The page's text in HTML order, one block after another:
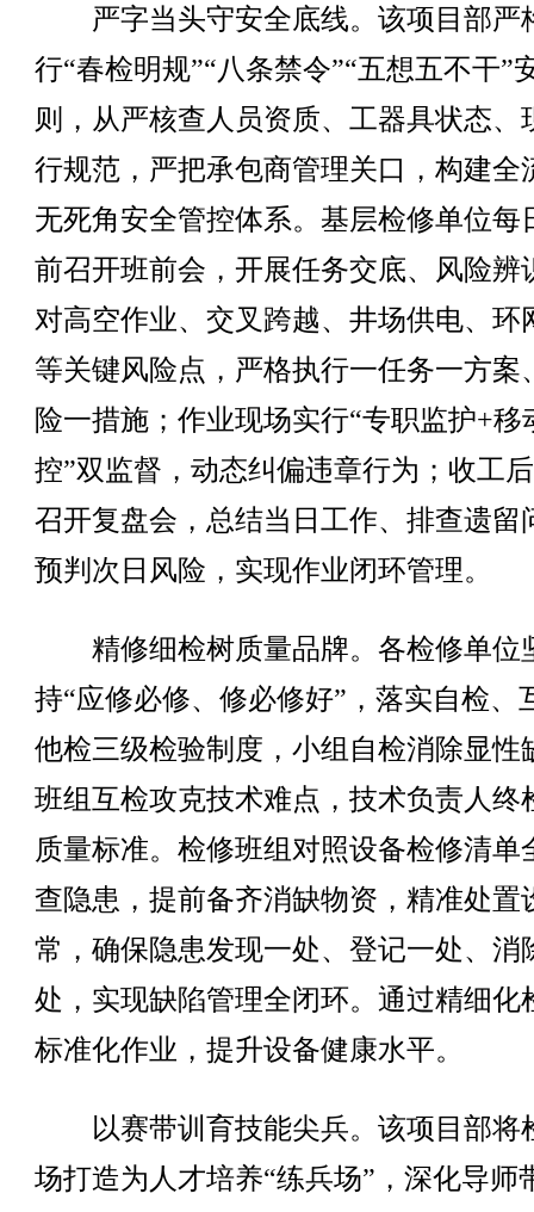
严字当头守安全底线。该项目部严
行“春检明规”“八条禁令”“五想五不干”
则，从严核查人员资质、工器具状态、
行规范，严把承包商管理关口，构建全
无死角安全管控体系。基层检修单位每
前召开班前会，开展任务交底、风险辨
对高空作业、交叉跨越、井场供电、环
等关键风险点，严格执行一任务一方案
险一措施；作业现场实行“专职监护+移
控”双监督，动态纠偏违章行为；收工
召开复盘会，总结当日工作、排查遗留
预判次日风险，实现作业闭环管理。
精修细检树质量品牌。各检修单位
持“应修必修、修必修好”，落实自检、
他检三级检验制度，小组自检消除显性
班组互检攻克技术难点，技术负责人终
质量标准。检修班组对照设备检修清单
查隐患，提前备齐消缺物资，精准处置
常，确保隐患发现一处、登记一处、消
处，实现缺陷管理全闭环。通过精细化
标准化作业，提升设备健康水平。
以赛带训育技能尖兵。该项目部将
场打造为人才培养“练兵场”，深化导师